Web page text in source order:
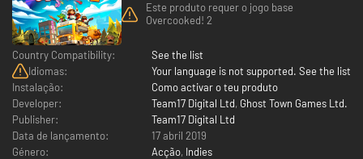
Este produto requer o jogo base
Overcooked! 2
Country Compatibility:
See the list
Idiomas:
Your language is not supported. See the list
Instalação:
Como activar o teu produto
Developer:
Team17 Digital Ltd, Ghost Town Games Ltd.
Publisher:
Team17 Digital Ltd
Data de lançamento:
17 abril 2019
Género:
Acção, Indies